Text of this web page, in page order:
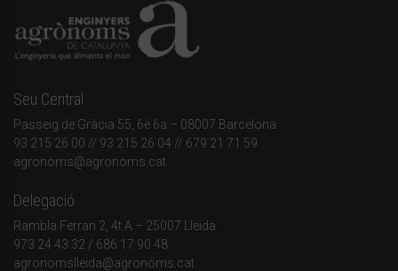
Seu Central
Passeig de Gràcia 55, 6è 6a – 08007 Barcelona
93 215 26 00 // 93 215 26 04 // 679 21 71 59
agronoms@agronoms.cat
Delegació
Rambla Ferran 2, 4t A – 25007 Lleida
973 24 43 32 / 686 17 90 48
agronomslleida@agronoms.cat